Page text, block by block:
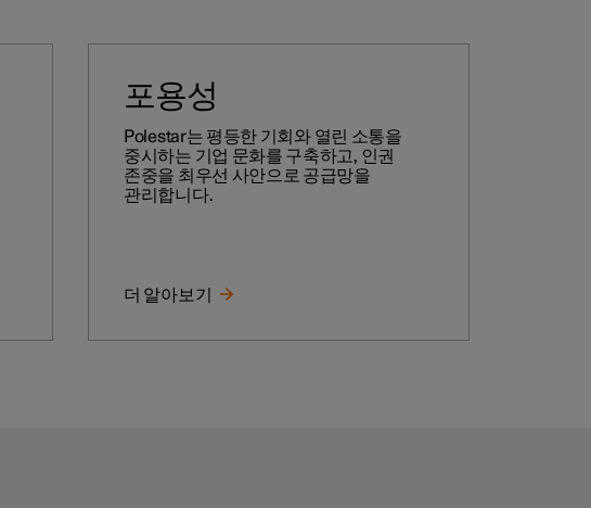
포용성
Polestar는 평등한 기회와 열린 소통을
중시하는 기업 문화를 구축하고, 인권
존중을 최우선 사안으로 공급망을
관리합니다.
더 알아보기